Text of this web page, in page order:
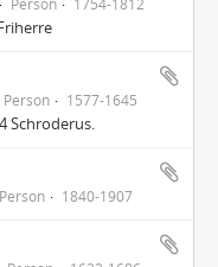
Person 1577-1645
Schroderus.
Person 1840-1907